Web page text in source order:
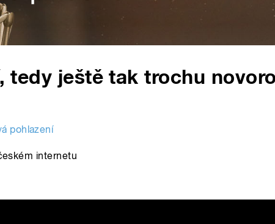
tedy ještě tak trochu
pohlazení
internetu